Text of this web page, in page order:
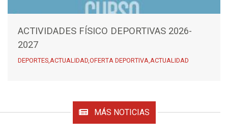
ACTIVIDADES FÍSICO DEPORTIVAS 2026-
2027
DEPORTES,ACTUALIDAD,OFERTA DEPORTIVA,ACTUALIDAD
MÁS NOTICIAS